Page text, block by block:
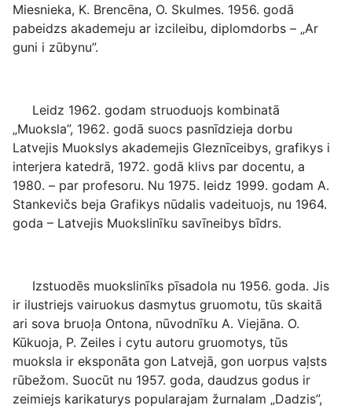
Miesnieka, K. Brencēna, O. Skulmes. 1956. godā
pabeidzs akademeju ar izcileibu, diplomdorbs – „Ar
guni i zūbynu”.
Leidz 1962. godam struoduojs kombinatā
„Muoksla”, 1962. godā suocs pasnīdzieja dorbu
Latvejis Muokslys akademejis Gleznīceibys, grafikys i
interjera katedrā, 1972. godā klivs par docentu, a
1980. – par profesoru. Nu 1975. leidz 1999. godam A.
Stankevičs beja Grafikys nūdalis vadeituojs, nu 1964.
goda – Latvejis Muokslinīku savīneibys bīdrs.
Izstuodēs muokslinīks pīsadola nu 1956. goda. Jis
ir ilustriejs vairuokus dasmytus gruomotu, tūs skaitā
ari sova bruoļa Ontona, nūvodnīku A. Viejāna. O.
Kūkuoja, P. Zeiles i cytu autoru gruomotys, tūs
muoksla ir eksponāta gon Latvejā, gon uorpus vaļsts
rūbežom. Suocūt nu 1957. goda, daudzus godus ir
zeimiejs karikaturys popularajam žurnalam „Dadzis”,